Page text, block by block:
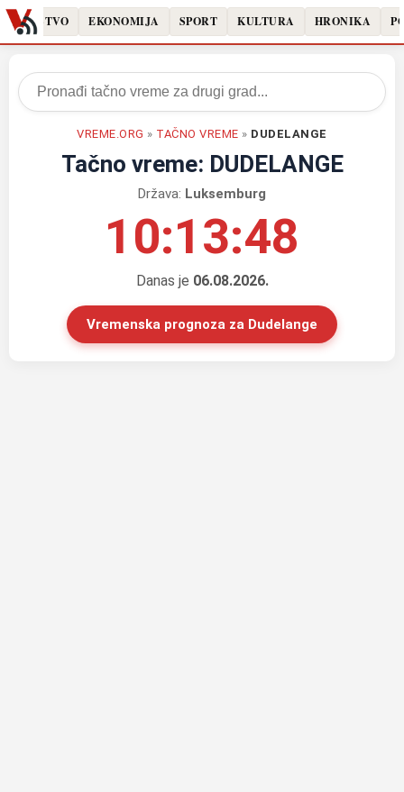
DRUŠTVO EKONOMIJA SPORT KULTURA HRONIKA
VREME.ORG » TAČNO VREME » DUDELANGE
Tačno vreme: DUDELANGE
Država: Luksemburg
10:13:48
Danas je 06.08.2026.
Vremenska prognoza za Dudelange